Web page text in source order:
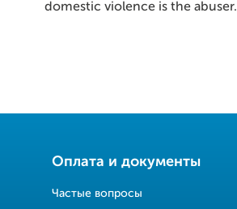
domestic violence is the abuser.
Оплата и документы
Частые вопросы